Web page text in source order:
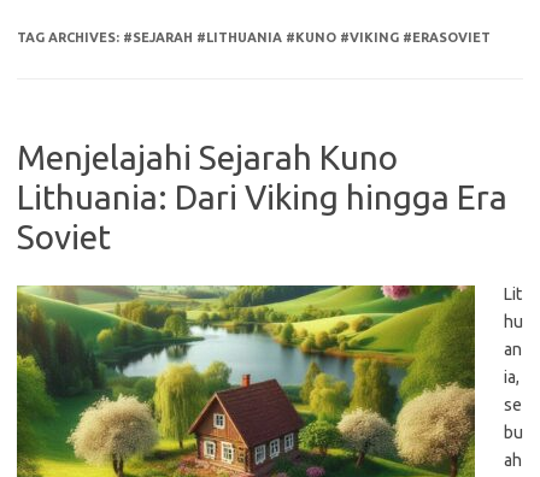
TAG ARCHIVES: #SEJARAH #LITHUANIA #KUNO #VIKING #ERASOVIET
Menjelajahi Sejarah Kuno
Lithuania: Dari Viking hingga Era
Soviet
Lit
hu
an
ia,
se
bu
ah